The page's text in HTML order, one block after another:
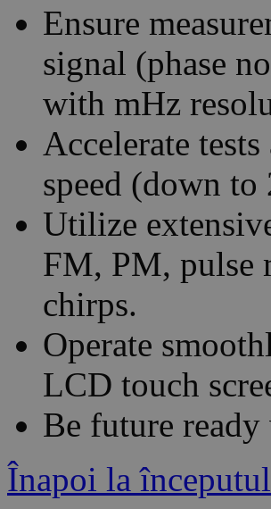
Ensure
signal (phase
with mHz
Accelerate
speed (down to
Utilize
FM, PM, pulse
chirps.
Operate
LCD touch
Be future
Înapoi la